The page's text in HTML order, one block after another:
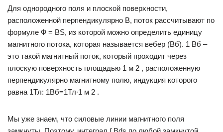
Для однородного поля и плоской поверхности,
расположенной перпендикулярно В, поток рассчитывают по
формуле Ф = ВS, из которой можно определить единицу
магнитного потока, которая называется вебер (Вб). 1 Вб –
это такой магнитный поток, который проходит через
плоскую поверхность площадью 1 м 2 , расположенную
перпендикулярно магнитному полю, индукция которого
равна 1Тл: 1Вб=1Тл∙1 м 2 .
Мы уже знаем, что силовые линии магнитного поля